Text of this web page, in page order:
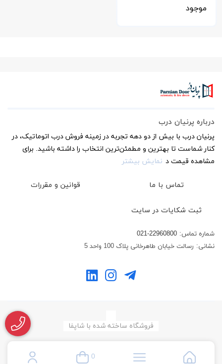
0
موجود
درباره پرنیان درب
پرنیان درب با بیش از دو دهه تجربه در زمینه فروش درب اتوماتیک، در
کنار شماست تا بهترین و مطمئن‌ترین انتخاب را داشته باشید. برای
مشاهده قیمت د نمایش بیشتر
تماس با ما قوانین و مقررات
ثبت شکایات در سایت
شماره تماس: 021-22960800
نشانی: رسالت خیابان طاهرخانی پلاک 100 واحد 5
فروشگاه ساخته شده با شاپفا